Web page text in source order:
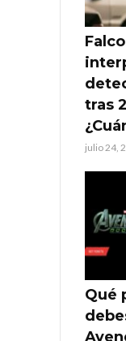
tras
julio 24,
Qué